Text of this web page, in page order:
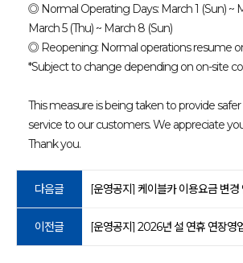
◎ Normal Operating Days: March 1 (Sun) ~
March 5 (Thu) ~ March 8 (Sun)
◎ Reopening: Normal operations resume
*Subject to change depending on on-site
This measure is being taken to provide
service to our customers. We appreciate
Thank you.
다음글 [운영공지] 케이블카 이용요금 변경
이전글 [운영공지] 2026년 설 연휴 연장영